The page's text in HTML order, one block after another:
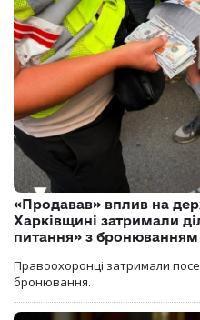
«Продавав» вплив на
Харківщині затримали
питання» з бронюванням
Правоохоронці затримали
бронювання.